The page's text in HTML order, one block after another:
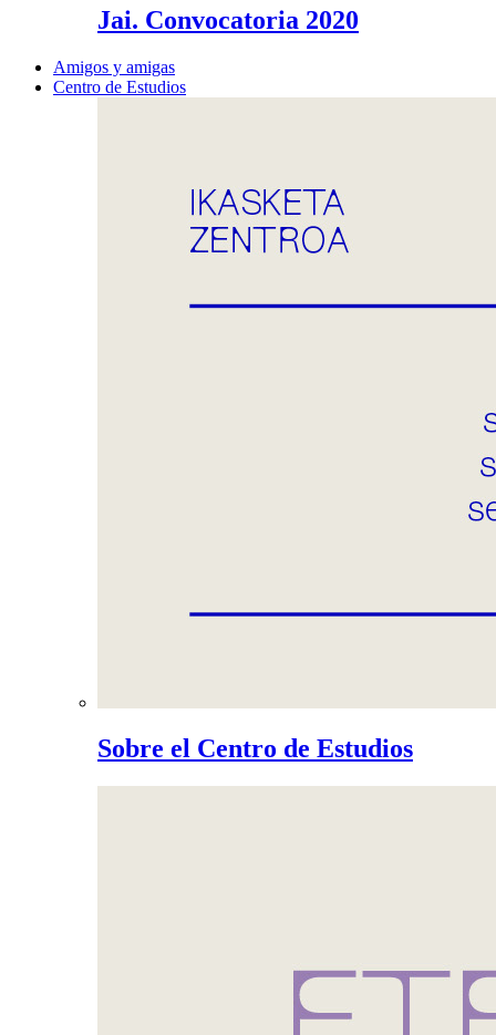
Jai. Convocatoria 2020
Amigos y amigas
Centro de Estudios
Sobre el Centro de Estudios